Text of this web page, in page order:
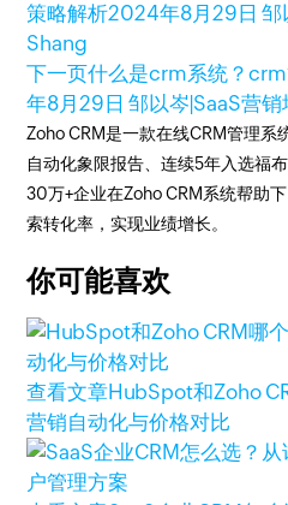
策略解析2024年8月29日 邹
Shang
下一页什么是crm系统？
年8月29日 邹以岑|SaaS营
Zoho CRM是一款在线CRM管理系
自动化象限报告、连续5年入选福
30万+企业在Zoho CRM系统帮助
索转化率，实现业绩增长。
你可能喜欢
查看文章HubSpot和Zoho
营销自动化与价格对比